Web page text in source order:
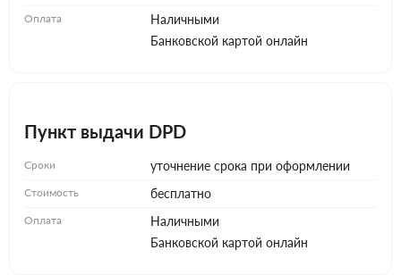
Оплата
Наличными
Банковской картой онлайн
Пункт выдачи DPD
Сроки уточнение срока при оформлении
Стоимость бесплатно
Оплата
Наличными
Банковской картой онлайн